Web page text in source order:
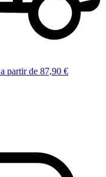
a partir de 87,90 €